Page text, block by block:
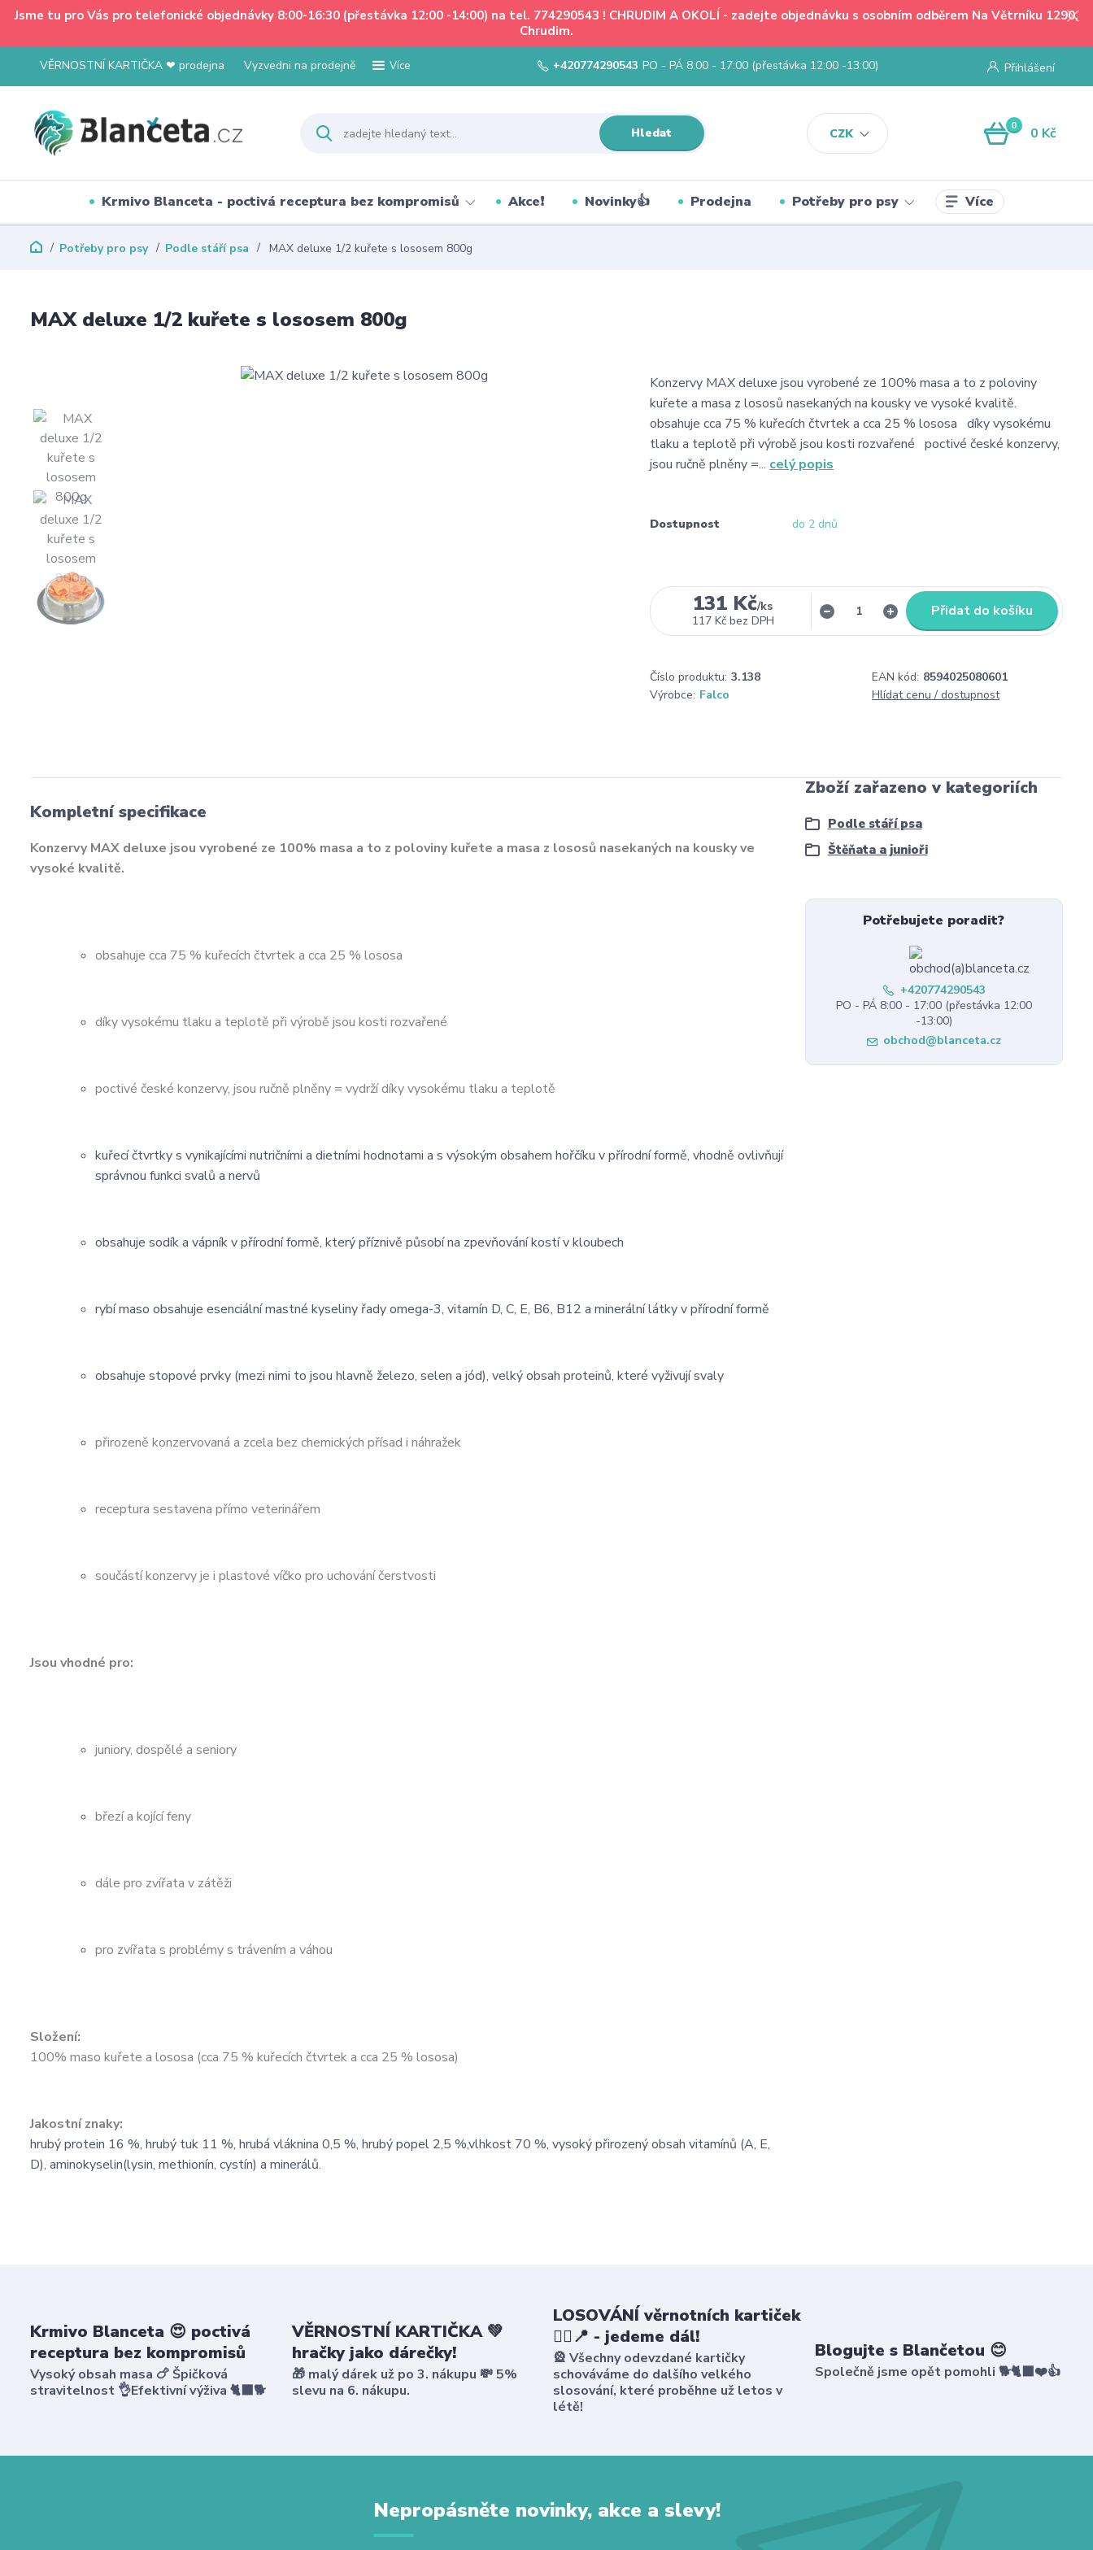
Jsme tu pro Vás pro telefonické objednávky 8:00-16:30 (přestávka 12:00 -14:00) na tel. 774290543 ! CHRUDIM A OKOLÍ - zadejte objednávku s osobním odběrem Na Větrníku 1290,
Chrudim.
VĚRNOSTNÍ KARTIČKA ❤ prodejna Vyzvedni na prodejně Více
CZK
Přihlášení
Hledat
+420774290543 PO - PÁ 8:00 - 17:00 (přestávka 12:00 -13:00)
0 0 Kč
Krmivo Blanceta - poctivá receptura bez kompromisů Akce❗ Novinky👍 Prodejna Potřeby pro psy Více
Potřeby pro psy Podle stáří psa MAX deluxe 1/2 kuřete s lososem 800g
MAX deluxe 1/2 kuřete s lososem 800g
Konzervy MAX deluxe jsou vyrobené ze 100% masa a to z poloviny
kuřete a masa z lososů nasekaných na kousky ve vysoké kvalitě.
obsahuje cca 75 % kuřecích čtvrtek a cca 25 % lososa díky vysokému
tlaku a teplotě při výrobě jsou kosti rozvařené poctivé české konzervy,
jsou ručně plněny =... celý popis
Dostupnost do 2 dnů
131 Kč/ks
117 Kč bez DPH
Přidat do košíku
Číslo produktu: 3.138 EAN kód: 8594025080601
Výrobce: Falco Hlídat cenu / dostupnost
Kompletní specifikace
Konzervy MAX deluxe jsou vyrobené ze 100% masa a to z poloviny kuřete a masa z lososů nasekaných na kousky ve
vysoké kvalitě.
obsahuje cca 75 % kuřecích čtvrtek a cca 25 % lososa
díky vysokému tlaku a teplotě při výrobě jsou kosti rozvařené
poctivé české konzervy, jsou ručně plněny = vydrží díky vysokému tlaku a teplotě
kuřecí čtvrtky s vynikajícími nutričními a dietními hodnotami a s výsokým obsahem hořčíku v přírodní formě, vhodně ovlivňují
správnou funkci svalů a nervů
obsahuje sodík a vápník v přírodní formě, který příznivě působí na zpevňování kostí v kloubech
rybí maso obsahuje esenciální mastné kyseliny řady omega-3, vitamín D, C, E, B6, B12 a minerální látky v přírodní formě
obsahuje stopové prvky (mezi nimi to jsou hlavně železo, selen a jód), velký obsah proteinů, které vyživují svaly
přirozeně konzervovaná a zcela bez chemických přísad i náhražek
receptura sestavena přímo veterinářem
součástí konzervy je i plastové víčko pro uchování čerstvosti
Jsou vhodné pro:
juniory, dospělé a seniory
březí a kojící feny
dále pro zvířata v zátěži
pro zvířata s problémy s trávením a váhou
Složení:
100% maso kuřete a lososa (cca 75 % kuřecích čtvrtek a cca 25 % lososa)
Jakostní znaky:
hrubý protein 16 %, hrubý tuk 11 %, hrubá vláknina 0,5 %, hrubý popel 2,5 %,vlhkost 70 %, vysoký přirozený obsah vitamínů (A, E,
D), aminokyselin(lysin, methionín, cystín) a minerálů.
Zboží zařazeno v kategoriích
Podle stáří psa
Štěňata a junioři
Potřebujete poradit?
+420774290543
PO - PÁ 8:00 - 17:00 (přestávka 12:00
-13:00)
obchod@blanceta.cz
Krmivo Blanceta 😍 poctivá
receptura bez kompromisů
Vysoký obsah masa 🍗 Špičková
stravitelnost 👌Efektivní výživa 🐈‍⬛🐕
VĚRNOSTNÍ KARTIČKA 💚
hračky jako dárečky!
🎁 malý dárek už po 3. nákupu 💸 5%
slevu na 6. nákupu.
LOSOVÁNÍ věrnotních kartiček
🤸‍♀️📍 - jedeme dál!
🎡 Všechny odevzdané kartičky
schováváme do dalšího velkého
slosování, které proběhne už letos v
létě!
Blogujte s Blančetou 😊
Společně jsme opět pomohli 🐕🐈‍⬛❤️👍
Nepropásněte novinky, akce a slevy!